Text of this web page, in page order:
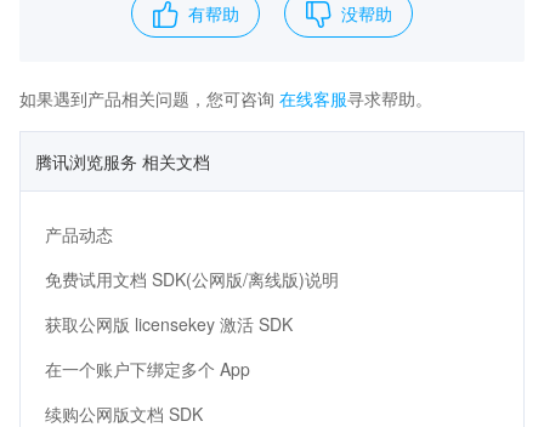
有帮助 没帮助
如果遇到产品相关问题，您可咨询 在线客服寻求帮助。
腾讯浏览服务 相关文档
产品动态
免费试用文档 SDK(公网版/离线版)说明
获取公网版 licensekey 激活 SDK
在一个账户下绑定多个 App
续购公网版文档 SDK